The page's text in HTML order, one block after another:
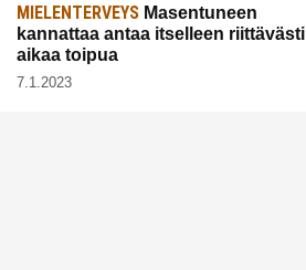
MIELENTERVEYS Masentuneen
kannattaa antaa itselleen riittävästi
aikaa toipua
7.1.2023